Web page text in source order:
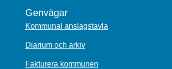
Genvägar
Kommunal anslagstavla
Diarium och arkiv
Fakturera kommunen